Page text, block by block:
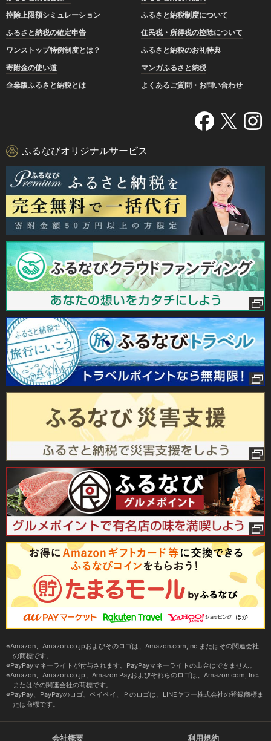
控除上限額シミュレーション
ふるさと納税制度について
ふるさと納税の確定申告
住民税・所得税の控除について
ワンストップ特例制度とは？
ふるさと納税のお礼特典
寄附金の使い道
マンガふるさと納税
企業版ふるさと納税とは
よくあるご質問・お問い合わせ
ふるなびオリジナルサービス
Amazon、Amazon.co.jpおよびそのロゴは、Amazon.com,Inc.またはその関連会社
の商標です。
PayPayマネーライトが付与されます。PayPayマネーライトの出金はできません。
Amazon、Amazon.co.jp、Amazon Payおよびそれらのロゴは、Amazon.com, Inc.
またはその関連会社の商標です。
PayPay、PayPayのロゴ、ペイペイ、Ｐのロゴは、LINEヤフー株式会社の登録商標ま
たは商標です。
会社概要 利用規約